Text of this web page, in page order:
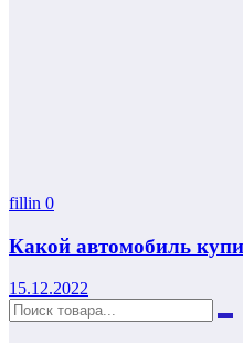
fillin 0
Какой автомобиль
15.12.2022